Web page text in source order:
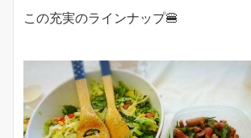
この充実のラインナップ🍔